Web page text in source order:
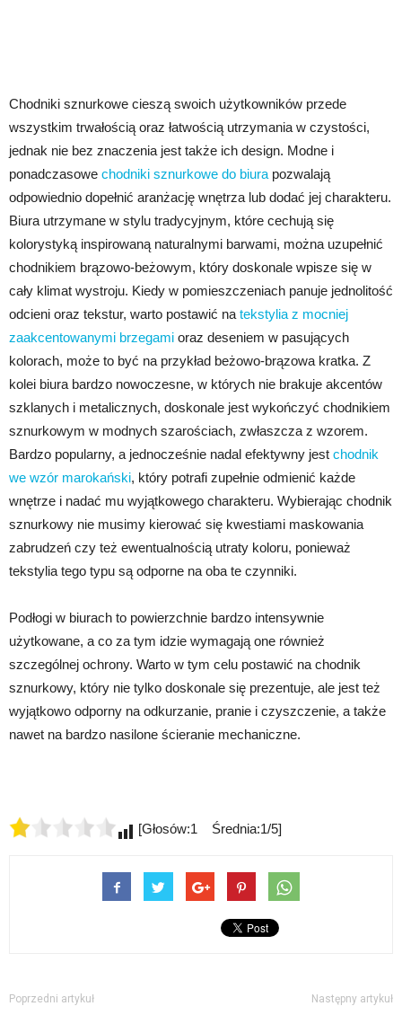
Chodniki sznurkowe cieszą swoich użytkowników przede
wszystkim trwałością oraz łatwością utrzymania w czystości,
jednak nie bez znaczenia jest także ich design. Modne i
ponadczasowe chodniki sznurkowe do biura pozwalają
odpowiednio dopełnić aranżację wnętrza lub dodać jej charakteru.
Biura utrzymane w stylu tradycyjnym, które cechują się
kolorystyką inspirowaną naturalnymi barwami, można uzupełnić
chodnikiem brązowo-beżowym, który doskonale wpisze się w
cały klimat wystroju. Kiedy w pomieszczeniach panuje jednolitość
odcieni oraz tekstur, warto postawić na tekstylia z mocniej
zaakcentowanymi brzegami oraz deseniem w pasujących
kolorach, może to być na przykład beżowo-brązowa kratka. Z
kolei biura bardzo nowoczesne, w których nie brakuje akcentów
szklanych i metalicznych, doskonale jest wykończyć chodnikiem
sznurkowym w modnych szarościach, zwłaszcza z wzorem.
Bardzo popularny, a jednocześnie nadal efektywny jest chodnik
we wzór marokański, który potrafi zupełnie odmienić każde
wnętrze i nadać mu wyjątkowego charakteru. Wybierając chodnik
sznurkowy nie musimy kierować się kwestiami maskowania
zabrudzeń czy też ewentualnością utraty koloru, ponieważ
tekstylia tego typu są odporne na oba te czynniki.
Podłogi w biurach to powierzchnie bardzo intensywnie
użytkowane, a co za tym idzie wymagają one również
szczególnej ochrony. Warto w tym celu postawić na chodnik
sznurkowy, który nie tylko doskonale się prezentuje, ale jest też
wyjątkowo odporny na odkurzanie, pranie i czyszczenie, a także
nawet na bardzo nasilone ścieranie mechaniczne.
[Głosów:1 Średnia:1/5]
Poprzedni artykuł Następny artykuł